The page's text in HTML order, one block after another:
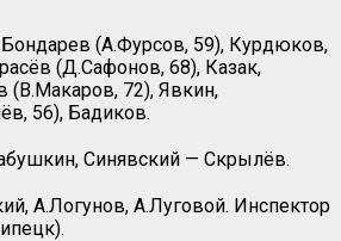
(А.Фурсов, 59), Курдюков,
(Д.Сафонов, 68), Казак,
(В.Макаров, 72), Явкин,
56), Бадиков.
Синявский — Скрылёв.
А.Логунов, А.Луговой. Инспектор